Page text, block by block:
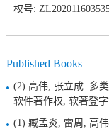
权号:
Published Books
(2) 高伟, 张立成. 多类
软件著作权, 软著登字
(1) 臧孟炎, 雷周, 高